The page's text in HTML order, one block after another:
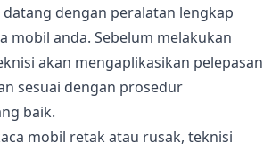
dengan peralatan lengkap
mobil anda. Sebelum melakukan
akan mengaplikasikan pelepasan
sesuai dengan prosedur
baik.
mobil retak atau rusak, teknisi